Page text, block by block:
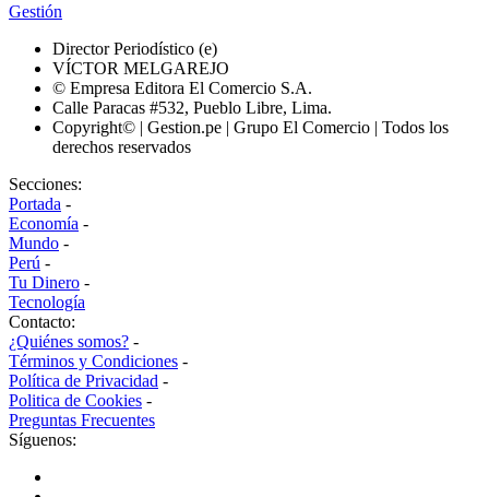
Gestión
Director Periodístico (e)
VÍCTOR MELGAREJO
© Empresa Editora El Comercio S.A.
Calle Paracas #532, Pueblo Libre, Lima.
Copyright© | Gestion.pe | Grupo El Comercio | Todos los
derechos reservados
Secciones:
Portada -
Economía -
Mundo -
Perú -
Tu Dinero -
Tecnología
Contacto:
¿Quiénes somos? -
Términos y Condiciones -
Política de Privacidad -
Politica de Cookies -
Preguntas Frecuentes
Síguenos: